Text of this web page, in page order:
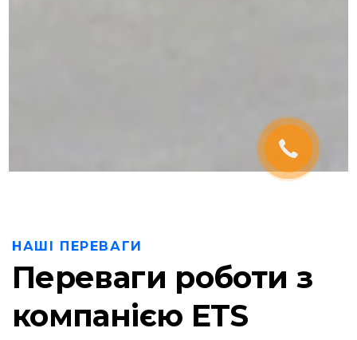
НАШІ ПЕРЕВАГИ
Переваги роботи з
компанією ETS